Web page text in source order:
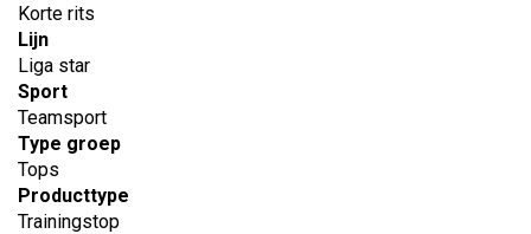
Korte rits
Lijn
Liga star
Sport
Teamsport
Type groep
Tops
Producttype
Trainingstop